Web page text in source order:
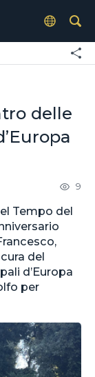
delle
9
Tempo del
del
d’Europa
per